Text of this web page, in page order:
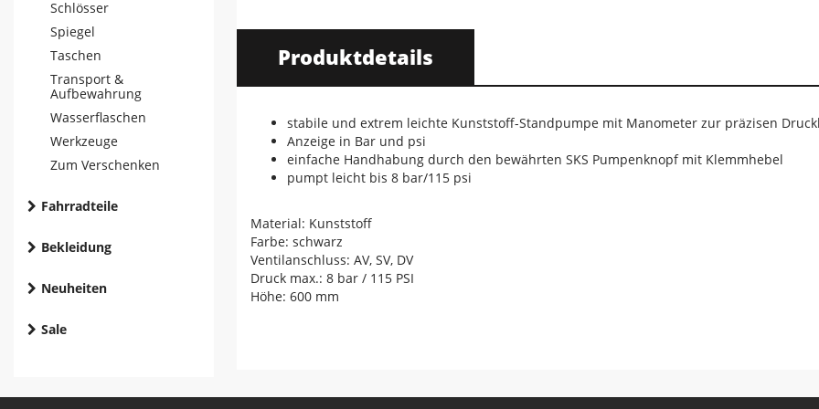
Schlösser
Spiegel
Taschen
Transport &
Aufbewahrung
Wasserflaschen
Werkzeuge
Zum Verschenken
Fahrradteile
Bekleidung
Neuheiten
Sale
Produktdetails
stabile und extrem leichte Kunststoff-Standpumpe mit Manometer zur präzisen
Anzeige in Bar und psi
einfache Handhabung durch den bewährten SKS Pumpenknopf mit Klemmhebel
pumpt leicht bis 8 bar/115 psi
Material: Kunststoff
Farbe: schwarz
Ventilanschluss: AV, SV, DV
Druck max.: 8 bar / 115 PSI
Höhe: 600 mm